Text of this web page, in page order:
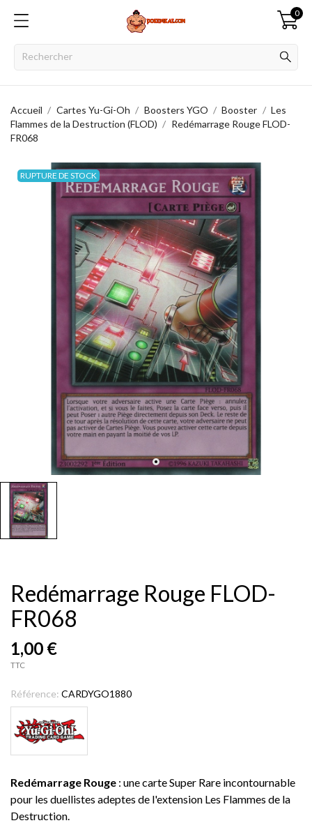
0
Accueil Cartes Yu-Gi-Oh Boosters YGO Booster
Les
Flammes de la Destruction (FLOD)
Redémarrage Rouge FLOD-
FR068
RUPTURE DE STOCK
Redémarrage Rouge FLOD-
FR068
1,00 €
TTC
Référence: CARDYGO1880
Redémarrage Rouge : une carte Super Rare incontournable
pour les duellistes adeptes de l'extension Les Flammes de la
Destruction.